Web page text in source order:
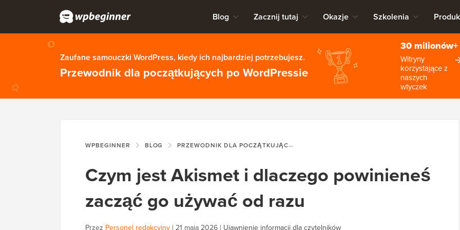
Blog Zacznij tutaj Okazje Szkolenia
Zaufane samouczki WordPress, kiedy ich najbardziej potrzebujesz.
Przewodnik dla początkujących po WordPressie
30 milionów+
Witryny
korzystające z
naszych
wtyczek
WPBEGINNER BLOG PRZEWODNIK DLA POCZĄTKUJĄCYCH CZYM JEST AKISMET I DLACZEGO
Czym jest Akismet i dlaczego powinieneś
zacząć go używać od razu
Przez Personel redakcyjny | 21 maja 2026 | Ujawnienie informacji dla czytelników